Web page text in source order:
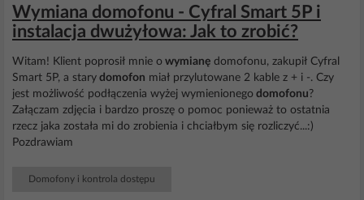
Wymiana domofonu - Cyfral Smart 5P i
instalacja dwużyłowa: Jak to zrobić?
Witam! Klient poprosił mnie o wymianę domofonu, zakupił Cyfral
Smart 5P, a stary domofon miał przylutowane 2 kable z + i -. Czy
jest możliwość podłączenia wyżej wymienionego domofonu?
Załączam zdjęcia i bardzo proszę o pomoc ponieważ to ostatnia
rzecz jaka została mi do zrobienia i chciałbym się rozliczyć...:)
Pozdrawiam
Domofony i kontrola dostępu